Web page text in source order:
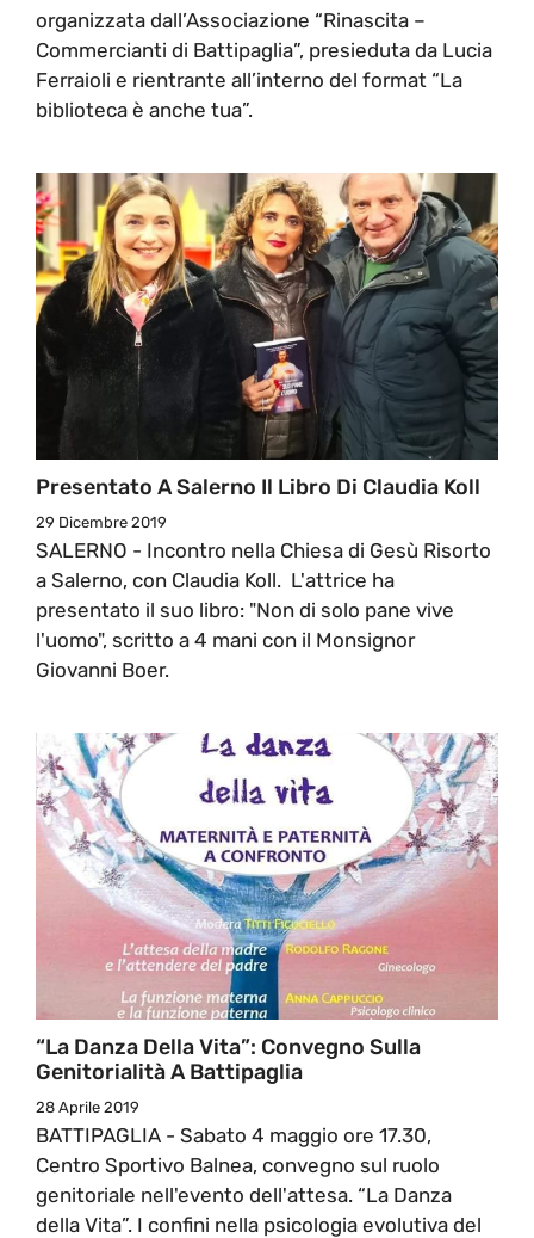
organizzata dall’Associazione “Rinascita –
Commercianti di Battipaglia”, presieduta da Lucia
Ferraioli e rientrante all’interno del format “La
biblioteca è anche tua”.
Presentato A Salerno Il Libro Di Claudia Koll
29 Dicembre 2019
SALERNO - Incontro nella Chiesa di Gesù Risorto
a Salerno, con Claudia Koll. L'attrice ha
presentato il suo libro: "Non di solo pane vive
l'uomo", scritto a 4 mani con il Monsignor
Giovanni Boer.
“La Danza Della Vita”: Convegno Sulla
Genitorialità A Battipaglia
28 Aprile 2019
BATTIPAGLIA - Sabato 4 maggio ore 17.30,
Centro Sportivo Balnea, convegno sul ruolo
genitoriale nell'evento dell'attesa. “La Danza
della Vita”. I confini nella psicologia evolutiva del